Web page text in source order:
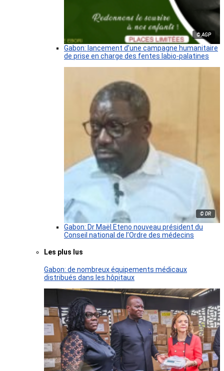
© AGP
Gabon: lancement d’une campagne humanitaire
de prise en charge des fentes labio-palatines
© DR
Gabon: Dr Maël Eteno nouveau président du
Conseil national de l’Ordre des médecins
Les plus lus
Gabon: de nombreux équipements médicaux
distribués dans les hôpitaux